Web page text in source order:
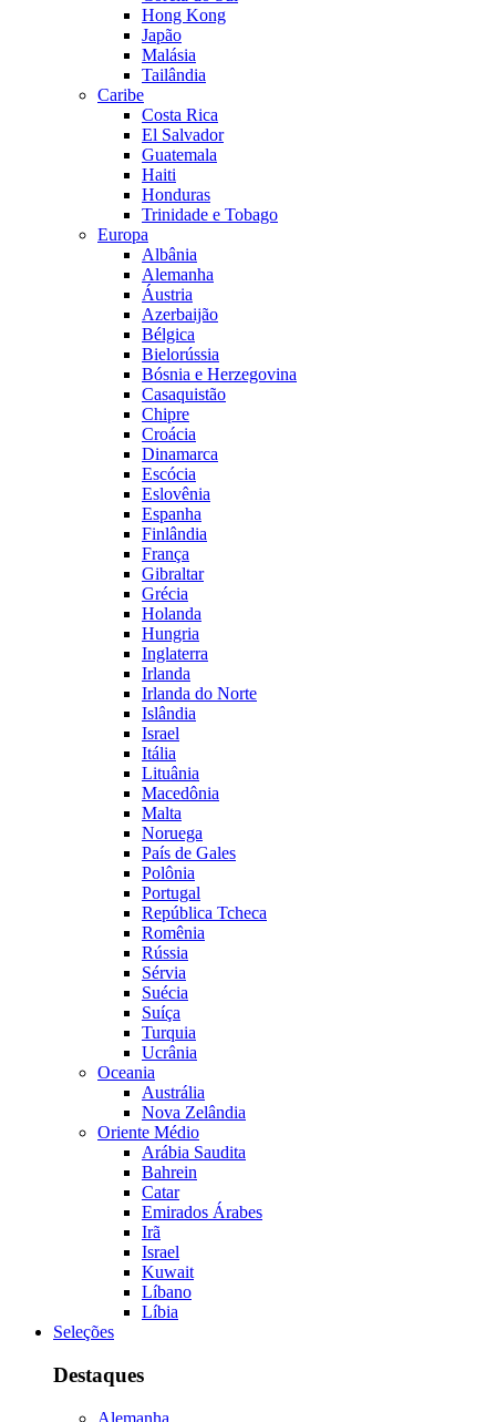
Hong Kong
Japão
Malásia
Tailândia
Caribe
Costa Rica
El Salvador
Guatemala
Haiti
Honduras
Trinidade e Tobago
Europa
Albânia
Alemanha
Áustria
Azerbaijão
Bélgica
Bielorússia
Bósnia e Herzegovina
Casaquistão
Chipre
Croácia
Dinamarca
Escócia
Eslovênia
Espanha
Finlândia
França
Gibraltar
Grécia
Holanda
Hungria
Inglaterra
Irlanda
Irlanda do Norte
Islândia
Israel
Itália
Lituânia
Macedônia
Malta
Noruega
País de Gales
Polônia
Portugal
República Tcheca
Romênia
Rússia
Sérvia
Suécia
Suíça
Turquia
Ucrânia
Oceania
Austrália
Nova Zelândia
Oriente Médio
Arábia Saudita
Bahrein
Catar
Emirados Árabes
Irã
Israel
Kuwait
Líbano
Líbia
Seleções
Destaques
Alemanha